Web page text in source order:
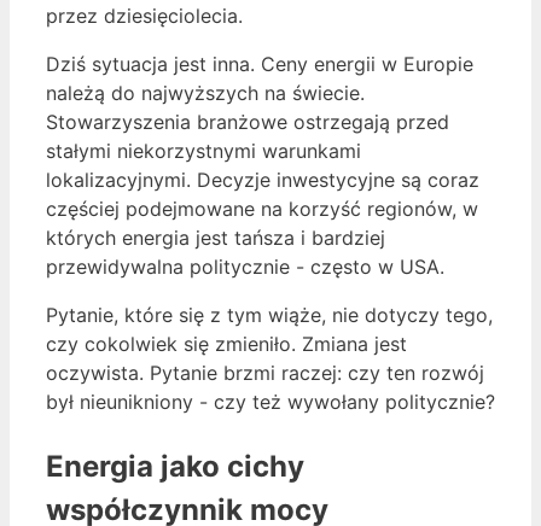
przez dziesięciolecia.
Dziś sytuacja jest inna. Ceny energii w Europie
należą do najwyższych na świecie.
Stowarzyszenia branżowe ostrzegają przed
stałymi niekorzystnymi warunkami
lokalizacyjnymi. Decyzje inwestycyjne są coraz
częściej podejmowane na korzyść regionów, w
których energia jest tańsza i bardziej
przewidywalna politycznie - często w USA.
Pytanie, które się z tym wiąże, nie dotyczy tego,
czy cokolwiek się zmieniło. Zmiana jest
oczywista. Pytanie brzmi raczej: czy ten rozwój
był nieunikniony - czy też wywołany politycznie?
Energia jako cichy
współczynnik mocy